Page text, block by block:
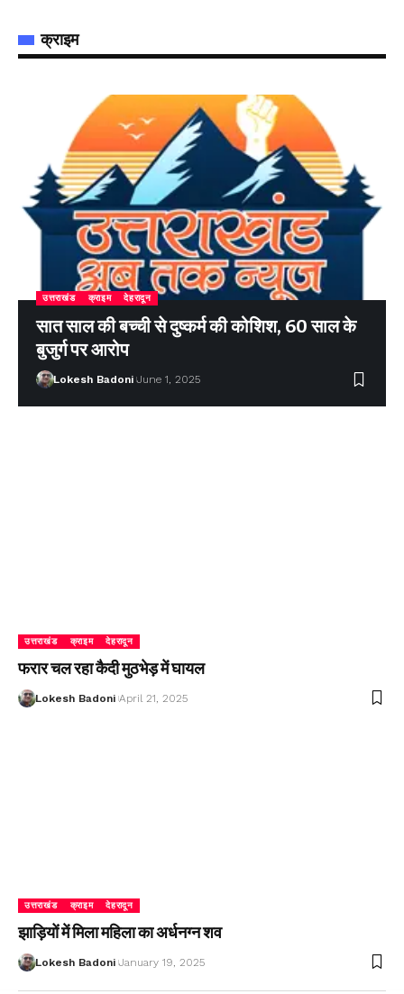
क्राइम
उत्तराखंड क्राइम देहरादून
सात साल की बच्ची से दुष्कर्म की कोशिश, 60 साल के
बुजुर्ग पर आरोप
Lokesh Badoni June 1, 2025
उत्तराखंड क्राइम देहरादून
फरार चल रहा कैदी मुठभेड़ में घायल
Lokesh Badoni April 21, 2025
उत्तराखंड क्राइम देहरादून
झाड़ियों में मिला महिला का अर्धनग्न शव
Lokesh Badoni January 19, 2025